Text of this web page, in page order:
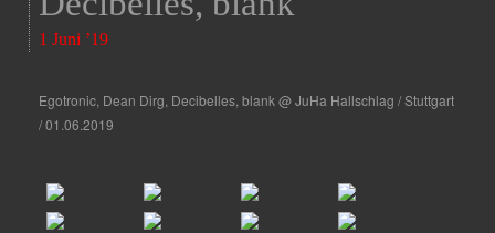
1 Juni ’19
Egotronic, Dean Dirg, Decibelles, blank @ JuHa Hallschlag / Stuttgart
/ 01.06.2019